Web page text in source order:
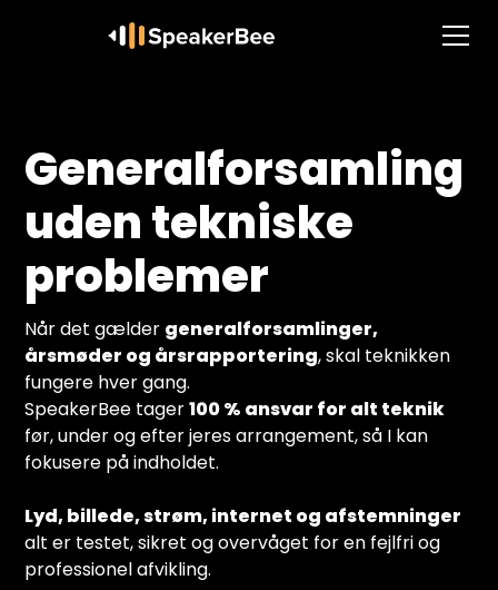
Generalforsamling
uden tekniske
problemer
Når det gælder generalforsamlinger,
årsmøder og årsrapportering, skal teknikken
fungere hver gang.
SpeakerBee tager100 % ansvar for alt teknik
før, under og efter jeres arrangement, så I kan
fokusere på indholdet.
Lyd, billede, strøm, internet og afstemninger
alt er testet, sikret og overvåget for en fejlfri og
professionel afvikling.